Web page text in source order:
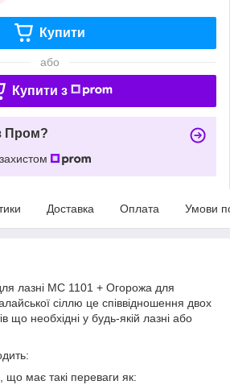
Купити
або
Купити з
Пром?
Доставка Оплата Умови
лазні МС 1101 + Огорожа для
сіллю це співвідношення двох
що необхідні у будь-якій лазні або
має такі переваги як: